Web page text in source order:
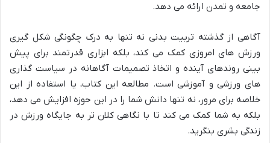
جامعه و تمدن ارائه می دهد.
آگاهی از گذشته تربیت بدنی نه تنها به درک چگونگی شکل گیری
ورزش های امروزی کمک می کند، بلکه ابزاری قدرتمند برای پیش
بینی روندهای آینده و اتخاذ تصمیمات آگاهانه در سیاست گذاری
های ورزشی و آموزشی است. مطالعه این کتاب، یا استفاده از این
خلاصه برای مرور، نه تنها دانش شما را در این حوزه افزایش می دهد،
بلکه به شما کمک می کند تا با نگاهی کلان تر به جایگاه ورزش در
زندگی بشری بنگرید.